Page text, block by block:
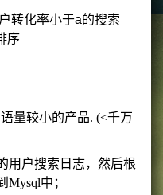
转化率小于a的搜索
序
量较小的产品. (<千万
用户搜索日志，然后根
中；